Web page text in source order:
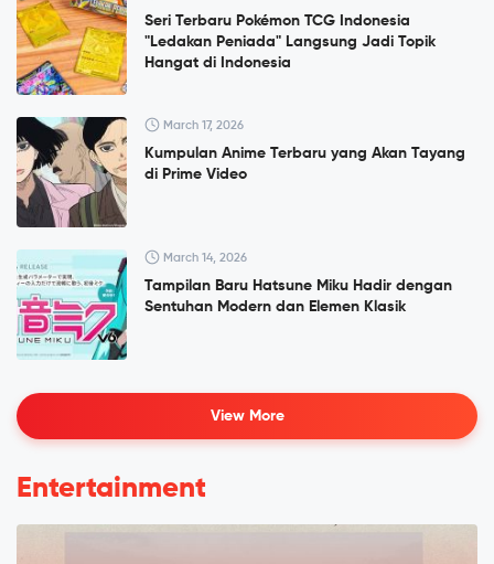
Seri Terbaru Pokémon TCG Indonesia
"Ledakan Peniada" Langsung Jadi Topik
Hangat di Indonesia
March 17, 2026
Kumpulan Anime Terbaru yang Akan Tayang
di Prime Video
March 14, 2026
Tampilan Baru Hatsune Miku Hadir dengan
Sentuhan Modern dan Elemen Klasik
View More
Entertainment